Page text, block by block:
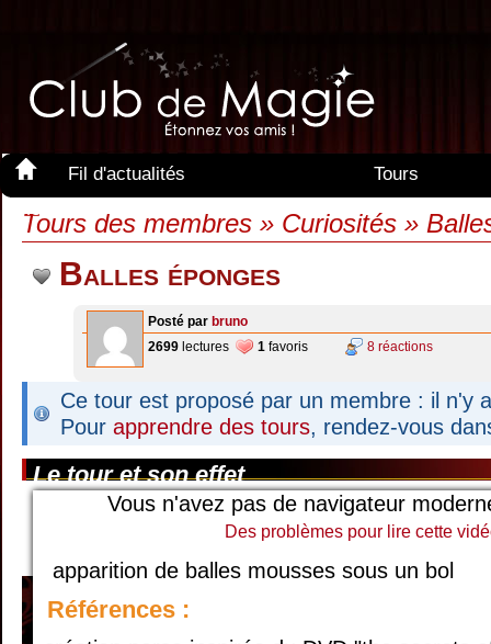
Fil d'actualités
Tours
Membres
Tours des membres » Curiosités »
Balles éponges
Posté par bruno
2699 lectures 1 favoris 8 réactions
Ce tour est proposé par un membre : il n'y
Pour apprendre des tours, rendez-vous
Le tour et son effet
Vous n'avez pas de navigateur
Des problèmes pour lire cette
apparition de balles mousses sous un bol
Références :